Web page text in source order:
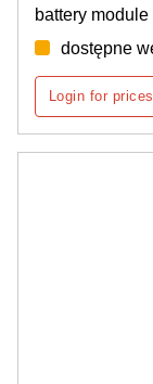
battery
dostępne
Login for prices